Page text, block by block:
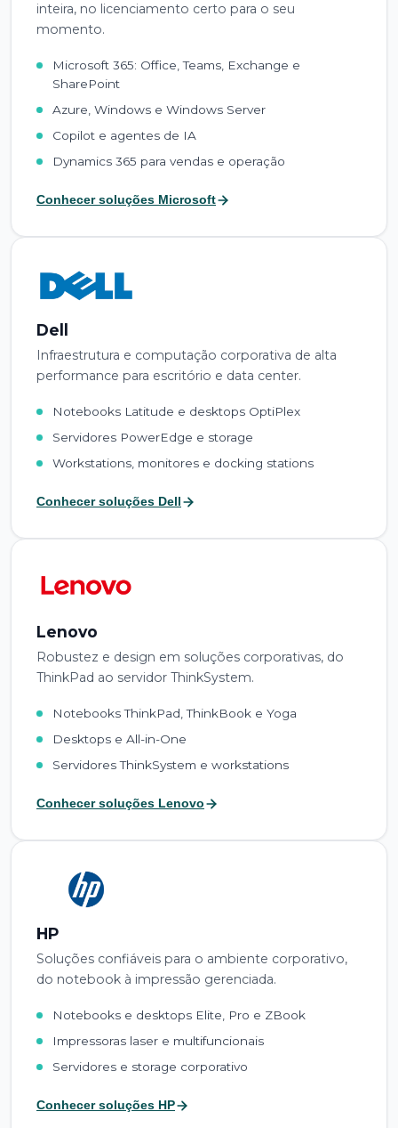
inteira, no licenciamento certo para o seu
momento.
Microsoft 365: Office, Teams, Exchange e
SharePoint
Azure, Windows e Windows Server
Copilot e agentes de IA
Dynamics 365 para vendas e operação
Conhecer soluções Microsoft
Dell
Infraestrutura e computação corporativa de alta
performance para escritório e data center.
Notebooks Latitude e desktops OptiPlex
Servidores PowerEdge e storage
Workstations, monitores e docking stations
Conhecer soluções Dell
Lenovo
Robustez e design em soluções corporativas, do
ThinkPad ao servidor ThinkSystem.
Notebooks ThinkPad, ThinkBook e Yoga
Desktops e All-in-One
Servidores ThinkSystem e workstations
Conhecer soluções Lenovo
HP
Soluções confiáveis para o ambiente corporativo,
do notebook à impressão gerenciada.
Notebooks e desktops Elite, Pro e ZBook
Impressoras laser e multifuncionais
Servidores e storage corporativo
Conhecer soluções HP